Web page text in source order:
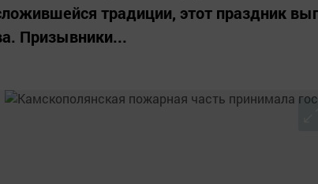
традиции, этот праздник
Призывники...